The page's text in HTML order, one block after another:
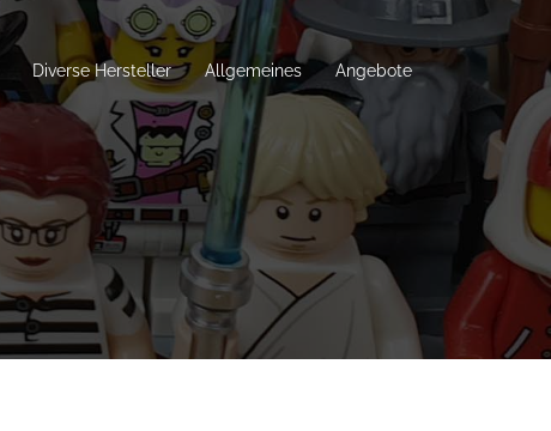
Diverse Hersteller Allgemeines Angebote